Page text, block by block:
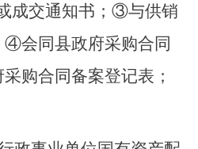
成交通知书 ； ③与供销
④会同县政府采购合同
购合同备案登记表 ；